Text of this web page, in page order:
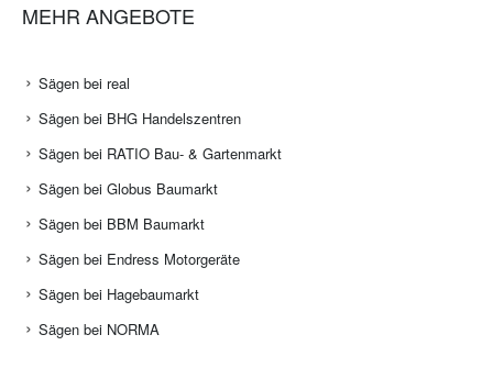
MEHR ANGEBOTE
Sägen bei real
Sägen bei BHG Handelszentren
Sägen bei RATIO Bau- & Gartenmarkt
Sägen bei Globus Baumarkt
Sägen bei BBM Baumarkt
Sägen bei Endress Motorgeräte
Sägen bei Hagebaumarkt
Sägen bei NORMA